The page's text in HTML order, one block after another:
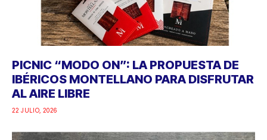
PICNIC “MODO ON”: LA PROPUESTA DE
IBÉRICOS MONTELLANO PARA DISFRUTAR
AL AIRE LIBRE
22 JULIO, 2026